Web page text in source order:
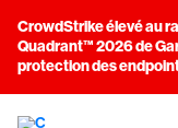
CrowdStrike élevé au
Quadrant™ 2026 de
protection des